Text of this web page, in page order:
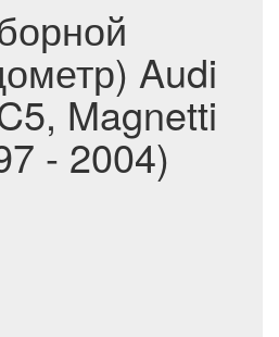
Audi
Magnetti
- 2004)